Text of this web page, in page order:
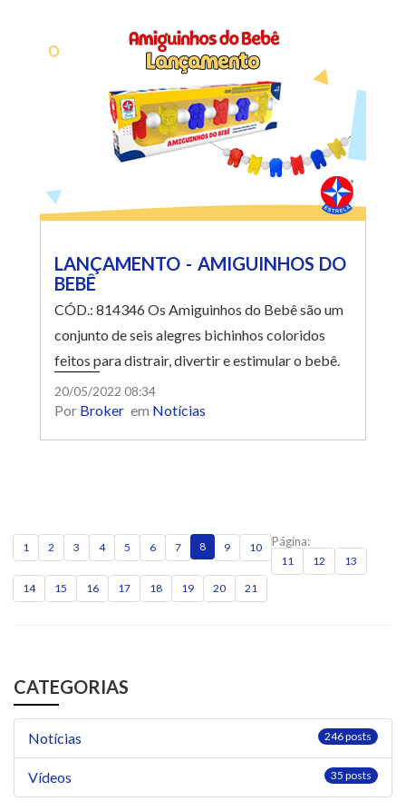
LANÇAMENTO - AMIGUINHOS DO
BEBÊ
CÓD.: 814346 Os Amiguinhos do Bebê são um
conjunto de seis alegres bichinhos coloridos
feitos para distrair, divertir e estimular o bebê.
Eles possuem alças nas extremidades para fixar
o brinquedo nas grades do berço, no cadeirão
ou no carrinho do bebê.
20/05/2022 08:34
Por Broker em Notícias
Página:
1 2 3 4 5 6 7 8 9
10
11
12
13
14
15 16 17 18 19 20 21
CATEGORIAS
Notícias 246 posts
Vídeos 35 posts